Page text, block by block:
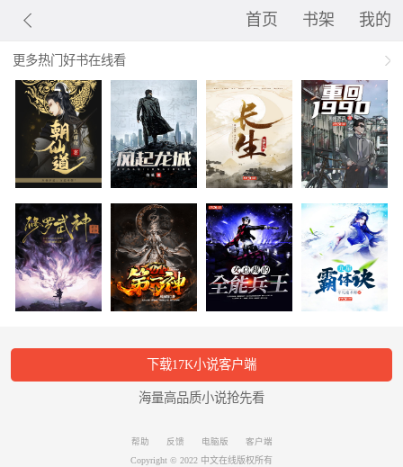
首页 书架 我的
更多热门好书在线看
下载17K小说客户端
海量高品质小说抢先看
帮助 反馈 电脑版
客户端
Copyright © 2022 中文在线版权所有